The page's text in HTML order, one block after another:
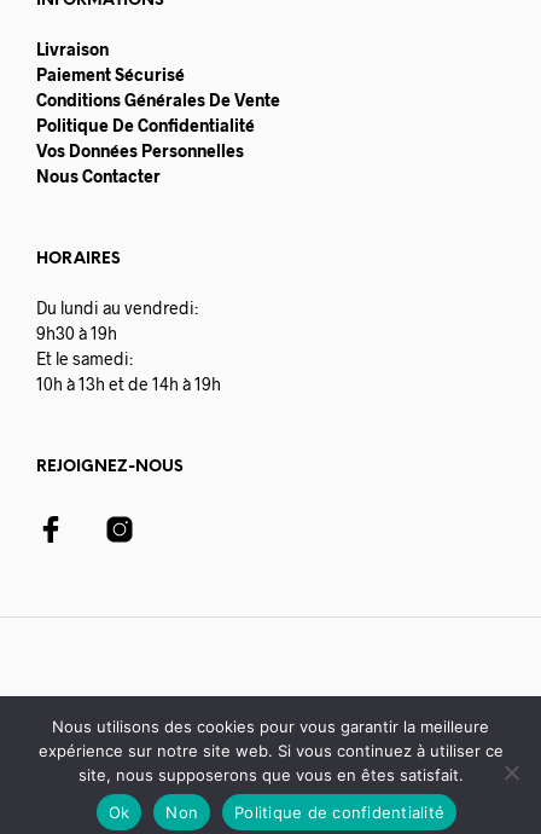
Livraison
Paiement Sécurisé
Conditions Générales De Vente
Politique De Confidentialité
Vos Données Personnelles
Nous Contacter
HORAIRES
Du lundi au vendredi:
9h30 à 19h
Et le samedi:
10h à 13h et de 14h à 19h
REJOIGNEZ-NOUS
© 2020-21 Librairie Colbert | développé avec parDigisoft
Nous utilisons des cookies pour vous garantir la meilleure
expérience sur notre site web. Si vous continuez à utiliser ce
site, nous supposerons que vous en êtes satisfait.
Ok
Non Politique de confidentialité